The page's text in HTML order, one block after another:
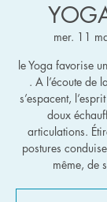
mer. 11
le Yoga favorise
. A l’écoute de
s’espacent,
doux
articulations.
postures
même, de